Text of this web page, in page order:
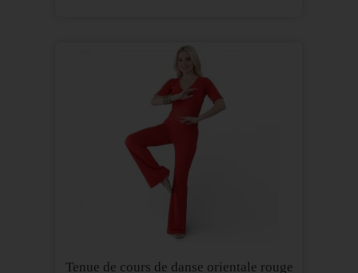
Tenue de cours de danse orientale rouge